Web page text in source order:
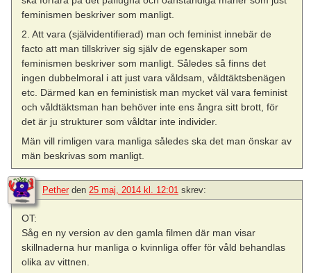
feminismen beskriver som manligt.
2. Att vara (självidentifierad) man och feminist innebär de
facto att man tillskriver sig själv de egenskaper som
feminismen beskriver som manligt. Således så finns det
ingen dubbelmoral i att just vara våldsam, våldtäktsbenägen
etc. Därmed kan en feministisk man mycket väl vara feminist
och våldtäktsman han behöver inte ens ångra sitt brott, för
det är ju strukturer som våldtar inte individer.
Män vill rimligen vara manliga således ska det man önskar av
män beskrivas som manligt.
Pether den 25 maj, 2014 kl. 12:01 skrev:
OT:
Såg en ny version av den gamla filmen där man visar
skillnaderna hur manliga o kvinnliga offer för våld behandlas
olika av vittnen.